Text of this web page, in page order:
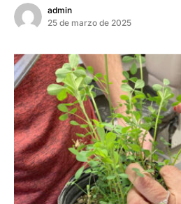
admin
25 de marzo de 2025